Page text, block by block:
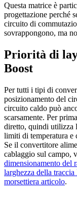
Questa matrice è
progettazione perché
circuito di
sovrappongono, ma
Priorità di
Boost
Per tutti i tipi di
posizionamento del
circuito caldo può
scarsamente. Per
diretto, quindi utilizza
limiti di temperatura e
Se il convertitore
cablaggio sul campo,
dimensionamento del
larghezza della
morsettiera articolo.